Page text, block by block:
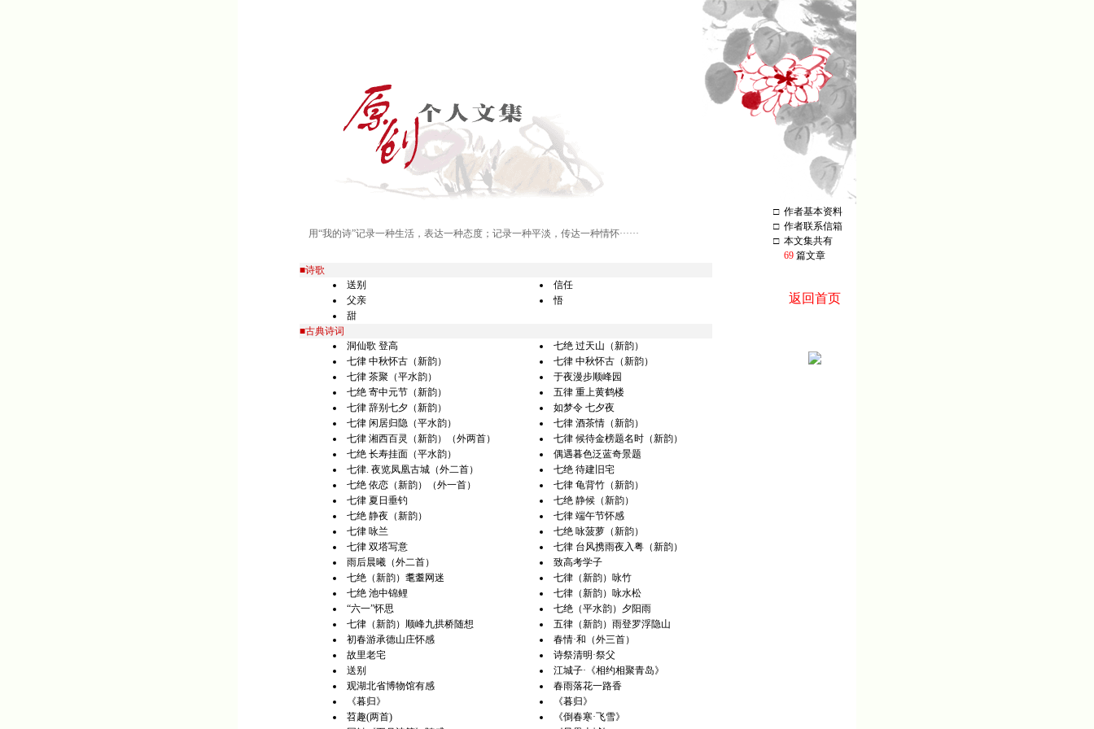
用“我的诗”记录一种生活，表达一种态度；记录一种平淡，传达一种情怀······
□ 作者基本资料
□ 作者联系信箱
□ 本文集共有
69 篇文章
■诗歌
送别
信任
父亲
悟
甜
■古典诗词
洞仙歌 登高
七绝 过天山（新韵）
七律 中秋怀古（新韵）
七律 中秋怀古（新韵）
七律 茶聚（平水韵）
于夜漫步顺峰园
七绝 寄中元节（新韵）
五律 重上黄鹤楼
七律 辞别七夕（新韵）
如梦令 七夕夜
七律 闲居归隐（平水韵）
七律 酒茶情（新韵）
七律 湘西百灵（新韵）（外两首）
七律 候待金榜题名时（新韵）
七绝 长寿挂面（平水韵）
偶遇暮色泛蓝奇景题
七律. 夜览凤凰古城（外二首）
七绝 待建旧宅
七绝 依恋（新韵）（外一首）
七律 龟背竹（新韵）
七律 夏日垂钓
七绝 静候（新韵）
七绝 静夜（新韵）
七律 端午节怀感
七律 咏兰
七绝 咏菠萝（新韵）
七律 双塔写意
七律 台风携雨夜入粤（新韵）
雨后晨曦（外二首）
致高考学子
七绝（新韵）耄耋网迷
七律（新韵）咏竹
七绝 池中锦鲤
七律（新韵）咏水松
“六一”怀思
七绝（平水韵）夕阳雨
七律（新韵）顺峰九拱桥随想
五律（新韵）雨登罗浮隐山
初春游承德山庄怀感
春情·和（外三首）
故里老宅
诗祭清明·祭父
送别
江城子·《相约相聚青岛》
观湖北省博物馆有感
春雨落花一路香
《暮归》
《暮归》
苕趣(两首)
《倒春寒·飞雪》
返回首页